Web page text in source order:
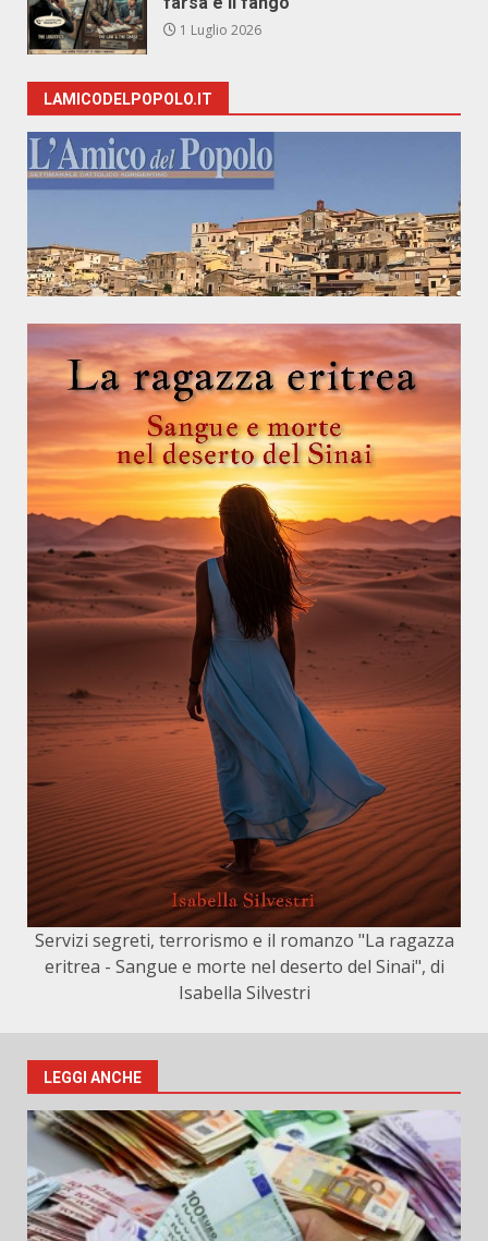
1 Luglio 2026
LAMICODELPOPOLO.IT
Servizi segreti, terrorismo e il romanzo "La ragazza
eritrea - Sangue e morte nel deserto del Sinai", di
Isabella Silvestri
LEGGI ANCHE